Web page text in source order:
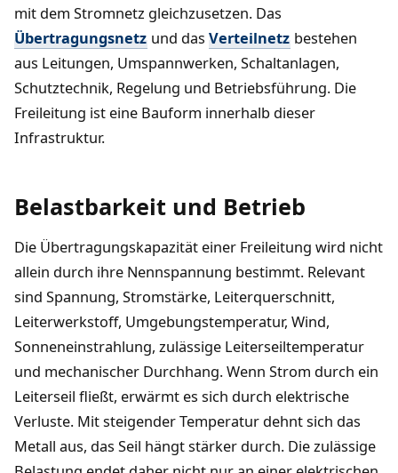
mit dem Stromnetz gleichzusetzen. Das
Übertragungsnetz und das Verteilnetz bestehen
aus Leitungen, Umspannwerken, Schaltanlagen,
Schutztechnik, Regelung und Betriebsführung. Die
Freileitung ist eine Bauform innerhalb dieser
Infrastruktur.
Belastbarkeit und Betrieb
Die Übertragungskapazität einer Freileitung wird nicht
allein durch ihre Nennspannung bestimmt. Relevant
sind Spannung, Stromstärke, Leiterquerschnitt,
Leiterwerkstoff, Umgebungstemperatur, Wind,
Sonneneinstrahlung, zulässige Leiterseiltemperatur
und mechanischer Durchhang. Wenn Strom durch ein
Leiterseil fließt, erwärmt es sich durch elektrische
Verluste. Mit steigender Temperatur dehnt sich das
Metall aus, das Seil hängt stärker durch. Die zulässige